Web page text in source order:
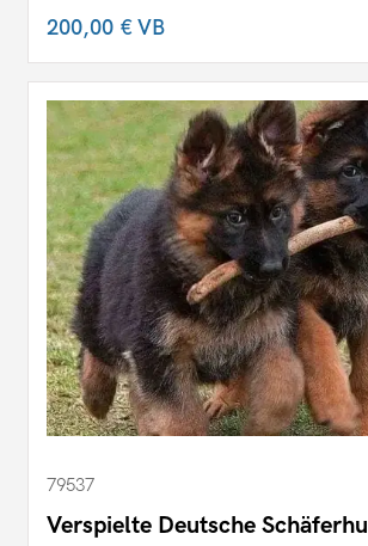
200,00 €VB
79537
Verspielte Deutsche